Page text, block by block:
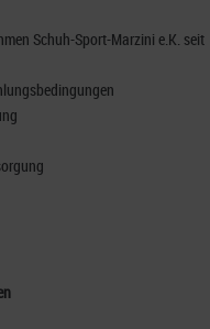
Schuh-Sport-Marzini e.K. seit